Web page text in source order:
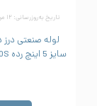
تاریخ به‌روزرسانی: ۱۲ مرداد ۱۴۰۵ | ۱۶:۳۵
سایز 5 اینچ رده 80S شاخه 6 متری